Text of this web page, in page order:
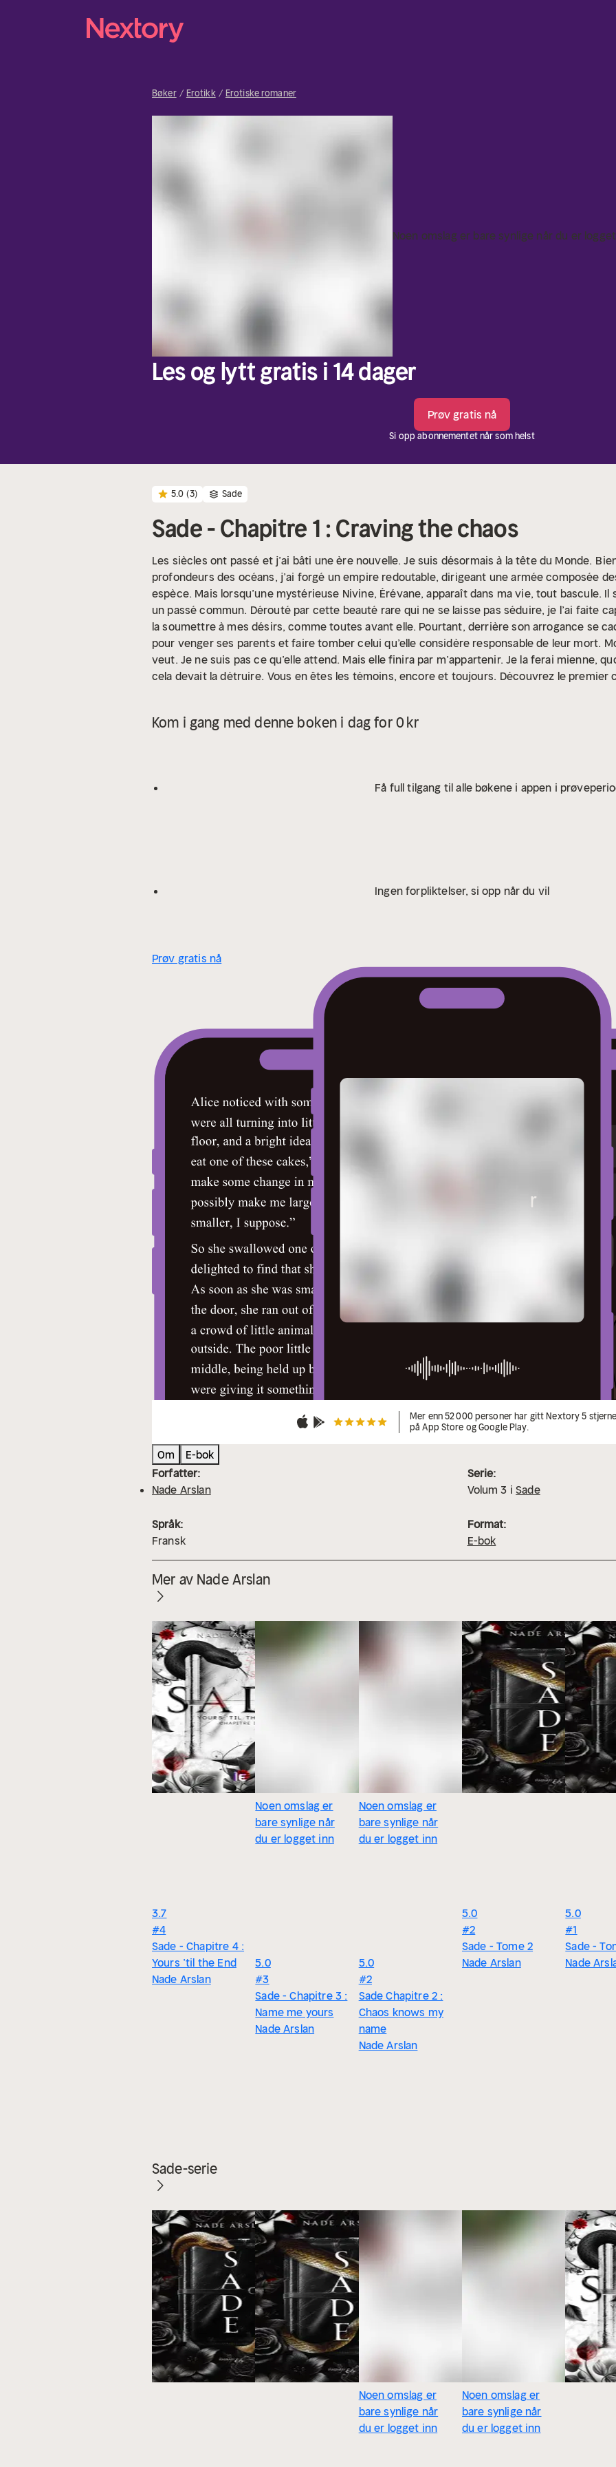
Bøker Erotikk Erotiske romaner
Noen omslag er bare synlige når du er
Les og lytt gratis i 14 dager
Prøv gratis nå
Si opp abonnementet når som helst
5.0 (3) Sade
Sade - Chapitre 1 : Craving the chaos
Les siècles ont passé et j’ai bâti une ère nouvelle. Je suis désormais à la tête du Monde.
profondeurs des océans, j’ai forgé un empire redoutable, dirigeant une armée composée
espèce. Mais lorsqu’une mystérieuse Nivine, Érévane, apparaît dans ma vie, tout bascule.
un passé commun. Dérouté par cette beauté rare qui ne se laisse pas séduire, je l’ai faite
la soumettre à mes désirs, comme toutes avant elle. Pourtant, derrière son arrogance se
pour venger ses parents et faire tomber celui qu’elle considère responsable de leur mort.
veut. Je ne suis pas ce qu’elle attend. Mais elle finira par m’appartenir. Je la ferai mienne,
cela devait la détruire. Vous en êtes les témoins, encore et toujours. Découvrez le premier
meurtres. Des scènes, des propos peuvent heurter la sensibilité d’un lecteur non averti.
Kom i gang med denne boken i dag for 0 kr
Få full tilgang til alle bøkene i appen i
Ingen forpliktelser, si opp når du vil
Prøv gratis nå
Noen omslag er bare
synlige når du er
Mer enn 52 000 personer har gitt Nextory 5
på App Store og Google Play.
Om
E-bok
Forfatter:
Nade Arslan
Serie:
Volum3 iSade
Språk:
Fransk
Format:
E-bok
Mer av Nade Arslan
3.7
#4
Sade - Chapitre 4 :
Yours ’til the End
Nade Arslan
Noen omslag er
bare synlige når
du er logget inn
5.0
#3
Sade - Chapitre 3 :
Name me yours
Nade Arslan
Noen omslag er
bare synlige når
du er logget inn
5.0
#2
Sade Chapitre 2 :
Chaos knows my
name
Nade Arslan
5.0
#2
Sade - Tome 2
Nade Arslan
5.0
#1
Sade -
Nade
Sade-serie
Noen omslag er
bare synlige når
du er logget inn
Noen omslag er
bare synlige når
du er logget inn